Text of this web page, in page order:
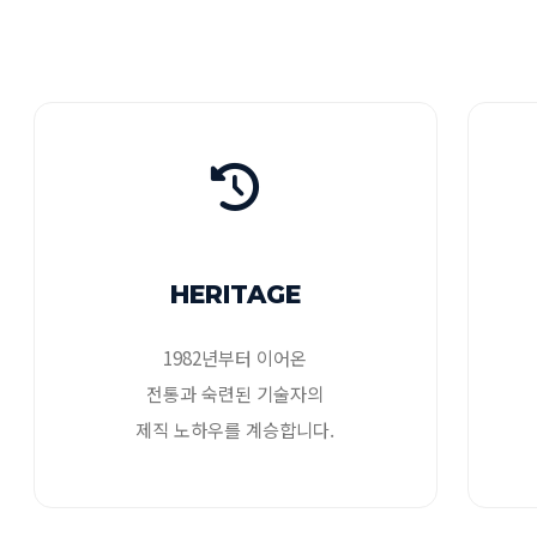
HERITAGE
1982년부터 이어온
전통과 숙련된 기술자의
제직 노하우를 계승합니다.